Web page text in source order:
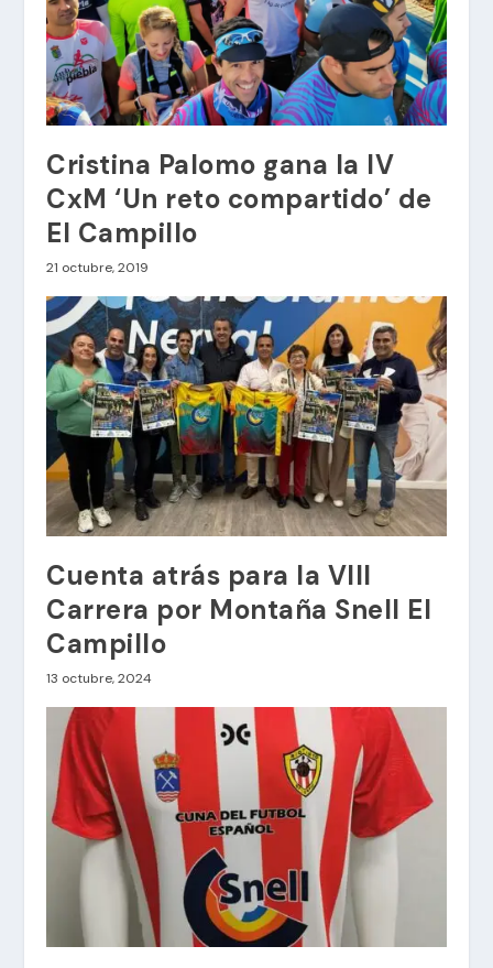
Cristina Palomo gana la IV
CxM ‘Un reto compartido’ de
El Campillo
21 octubre, 2019
Cuenta atrás para la VIII
Carrera por Montaña Snell El
Campillo
13 octubre, 2024